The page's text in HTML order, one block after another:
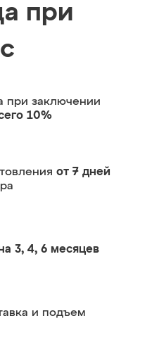
при
при заключении
10%
от 7 дней
3, 4, 6 месяцев
и подъем